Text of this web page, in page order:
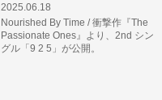
2025.06.18
Nourished By Time / 衝撃作『The
Passionate Ones』より、2nd シン
グル「9 2 5」が公開。